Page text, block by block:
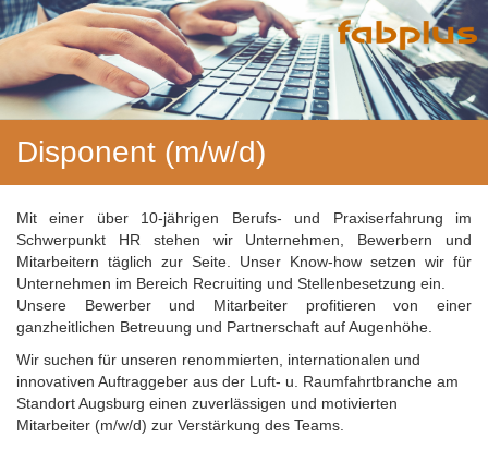
Disponent (m/w/d)
Mit einer über 10-jährigen Berufs- und Praxiserfahrung im
Schwerpunkt HR stehen wir Unternehmen, Bewerbern und
Mitarbeitern täglich zur Seite. Unser Know-how setzen wir für
Unternehmen im Bereich Recruiting und Stellenbesetzung ein.
Unsere Bewerber und Mitarbeiter profitieren von einer
ganzheitlichen Betreuung und Partnerschaft auf Augenhöhe.
Wir suchen für unseren renommierten, internationalen und
innovativen Auftraggeber aus der Luft- u. Raumfahrtbranche am
Standort Augsburg einen zuverlässigen und motivierten
Mitarbeiter (m/w/d) zur Verstärkung des Teams.